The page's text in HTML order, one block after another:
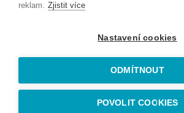
Copyright © 2021 KLIMATIKA
radostí vytvořil tým
reklam. Zjistit více
Nastavení cookies
ODMÍTNOUT
POVOLIT COOKIES